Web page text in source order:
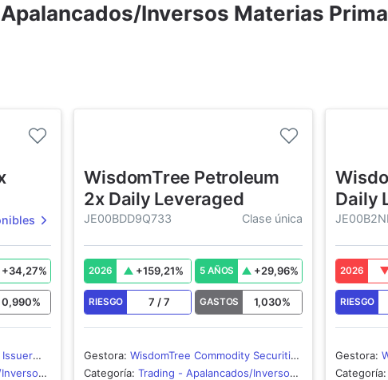
Inversos Materias
+34,27%
0,990%
WisdomTree Petroleum
2x Daily Leveraged
JE00BDD9Q733 Clase única
2026 +159,21% 5 AÑOS +29,96%
RIESGO 7 /7 GASTOS 1,030%
Gestora:WisdomTree Commodity Securities
Limited
Categoría:Trading - Apalancados/Inversos
Daily
2026
RIESGO
Gestora:
Limited
Categoría